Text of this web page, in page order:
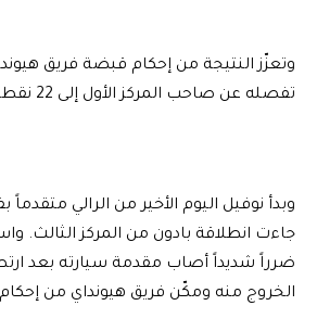
وتعزّز النتيجة من إحكام قبضة فريق
تفصله عن صاحب المركز الأول إلى 22 نقطة فقط.
جاءت انطلاقة بادون من المركز الثالث.
ضرراً شديداً أصاب مقدمة سيارته بعد
الخروج منه ومكّن فريق هيونداي من إحكام